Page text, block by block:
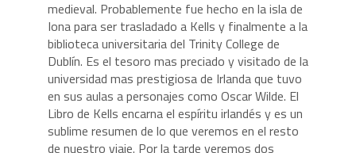
medieval. Probablemente fue hecho en la isla de
Iona para ser trasladado a Kells y finalmente a la
biblioteca universitaria del Trinity College de
Dublín. Es el tesoro mas preciado y visitado de la
universidad mas prestigiosa de Irlanda que tuvo
en sus aulas a personajes como Oscar Wilde. El
Libro de Kells encarna el espíritu irlandés y es un
sublime resumen de lo que veremos en el resto
de nuestro viaje. Por la tarde veremos dos